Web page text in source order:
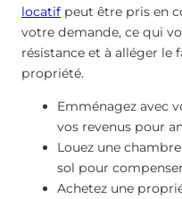
locatif peut être pris en
votre demande, ce qui
résistance et à alléger le
propriété.
Emménagez avec
vos revenus pour
Louez une
sol pour
Achetez une